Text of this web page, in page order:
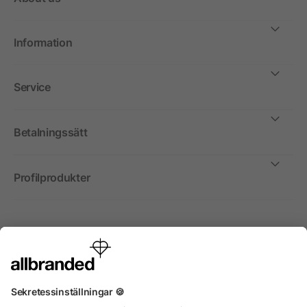
Information
Service
Betalningssätt
Profilprodukter
Internationellt